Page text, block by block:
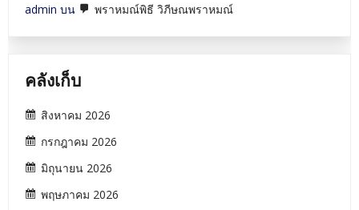
admin บน พราหมณ์พิธี วิภีษณพราหมณ์
คลังเก็บ
สิงหาคม 2026
กรกฎาคม 2026
มิถุนายน 2026
พฤษภาคม 2026